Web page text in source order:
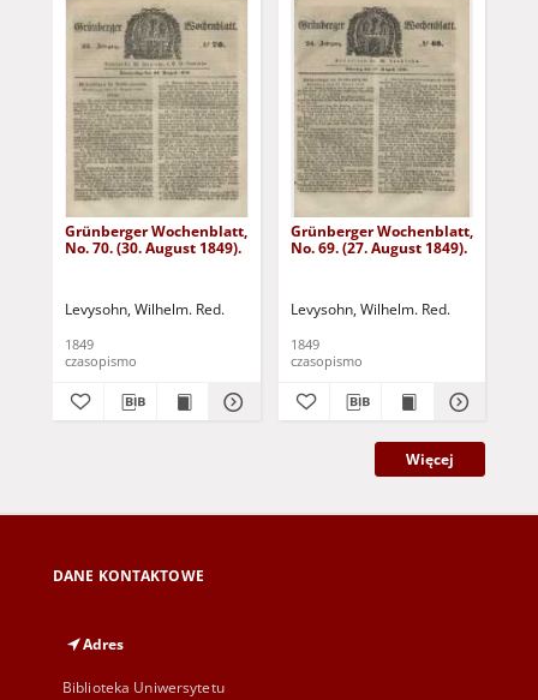
Grünberger Wochenblatt,
No. 70. (30. August 1849).
Levysohn, Wilhelm. Red.
1849
czasopismo
Grünberger Wochenblatt,
No. 69. (27. August 1849).
Levysohn, Wilhelm. Red.
1849
czasopismo
Więcej
DANE KONTAKTOWE
Adres
Biblioteka Uniwersytetu